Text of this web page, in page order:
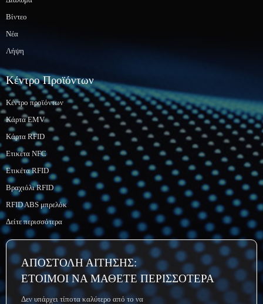
Βίντεο
Νέα
Λήψη
Κέντρο Προϊόντων
Κέντρο προϊόντων
Κάρτα EMV
Κάρτα RFID
Ετικέτα NFC
Ετικέτα RFID
Βραχιόλι RFID
RFID ABS μπρελόκ
Δείτε περισσότερα
ΑΠΟΣΤΟΛΗ ΑΙΤΗΣΗΣ:
ΕΤΟΙΜΟΙ ΝΑ ΜΑΘΕΤΕ ΠΕΡΙΣΣΟΤΕΡΑ
Δεν υπάρχει τίποτα καλύτερο από το να